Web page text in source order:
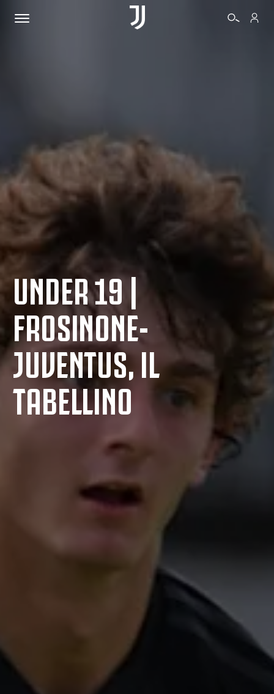
SHOP
BIANCONERI
VIDEO
ALTRO
UNDER 19 |
FROSINONE-
JUVENTUS, IL
TABELLINO